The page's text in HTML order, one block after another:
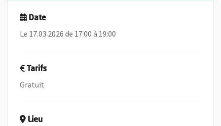
Date
Le 17.03.2026 de 17:00 à 19:00
Tarifs
Gratuit
Lieu